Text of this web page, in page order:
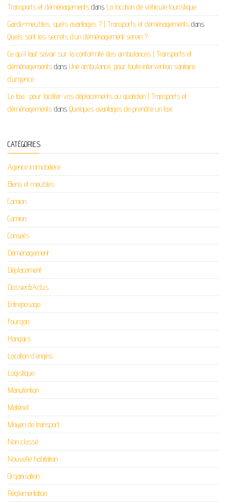
Transports et déménagements dans La location de véhicule touristique
Garde-meubles, quels avantages ? | Transports et déménagements dans
Quels sont les secrets d’un déménagement serein ?
Ce qu'il faut savoir sur la conformité des ambulances | Transports et
déménagements dans Une ambulance, pour toute intervention sanitaire
d’urgence
Le taxi : pour faciliter vos déplacements au quotidien | Transports et
déménagements dans Quelques avantages de prendre un taxi
CATÉGORIES
Agence immobilière
Biens et meubles
Camion
Camion
Conseils
Déménagement
Déplacement
Dossier&Actus
Entreposage
Fourgon
Hangars
Location d'engins
Logistique
Manutention
Matériel
Moyen de transport
Non classé
Nouvelle habitation
Organisation
Réglementation